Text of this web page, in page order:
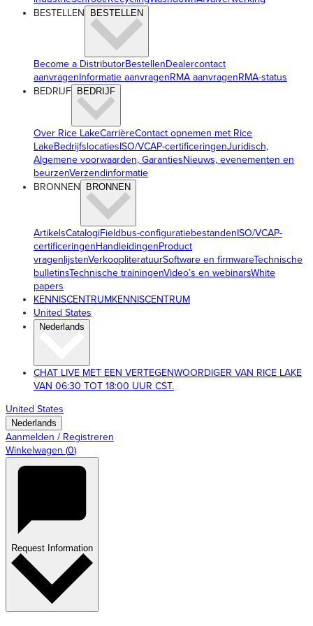
BESTELLEN
BESTELLEN
Become a DistributorBestellenDealercontact
aanvragenInformatie aanvragenRMA aanvragenRMA-status
BEDRIJF
BEDRIJF
Over Rice LakeCarrièreContact opnemen met Rice
LakeBedrijfslocatiesISO/VCAP-certificeringenJuridisch,
Algemene voorwaarden, GarantiesNieuws, evenementen en
beurzenVerzendinformatie
BRONNEN
BRONNEN
ArtikelsCatalogiFieldbus-configuratiebestandenISO/VCAP-
certificeringenHandleidingenProduct
vragenlijstenVerkoopliteratuurSoftware en firmwareTechnische
bulletinsTechnische trainingenVideo’s en webinarsWhite
papers
KENNISCENTRUMKENNISCENTRUM
United States
Nederlands
CHAT LIVE MET EEN VERTEGENWOORDIGER VAN RICE LAKE
VAN 06:30 TOT 18:00 UUR CST.
United States
Nederlands
Aanmelden / Registreren
Winkelwagen (0)
Request Information